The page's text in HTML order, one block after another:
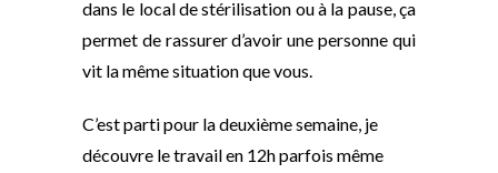
dans le local de stérilisation ou à la pause, ça
permet de rassurer d’avoir une personne qui
vit la même situation que vous.
C’est parti pour la deuxième semaine, je
découvre le travail en 12h parfois même